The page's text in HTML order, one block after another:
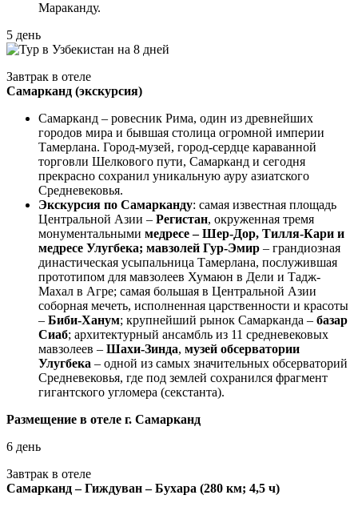
Мараканду.
5 день
Завтрак в отеле
Самарканд (экскурсия)
Самарканд – ровесник Рима, один из древнейших
городов мира и бывшая столица огромной империи
Тамерлана. Город-музей, город-сердце караванной
торговли Шелкового пути, Самарканд и сегодня
прекрасно сохранил уникальную ауру азиатского
Средневековья.
Экскурсия по Самарканду: самая известная площадь
Центральной Азии – Регистан, окруженная тремя
монументальными медресе – Шер-Дор, Тилля-Кари и
медресе Улугбека; мавзолей Гур-Эмир – грандиозная
династическая усыпальница Тамерлана, послужившая
прототипом для мавзолеев Хумаюн в Дели и Тадж-
Махал в Агре; самая большая в Центральной Азии
соборная мечеть, исполненная царственности и красоты
– Биби-Ханум; крупнейший рынок Самарканда – базар
Сиаб; архитектурный ансамбль из 11 средневековых
мавзолеев – Шахи-Зинда, музей обсерватории
Улугбека – одной из самых значительных обсерваторий
Средневековья, где под землей сохранился фрагмент
гигантского угломера (секстанта).
Размещение в отеле г. Самарканд
6 день
Завтрак в отеле
Самарканд – Гиждуван – Бухара (280 км; 4,5 ч)